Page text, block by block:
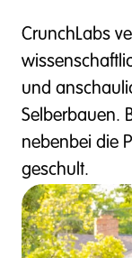
CrunchLabs
und
Selberbauen.
nebenbei die
geschult.